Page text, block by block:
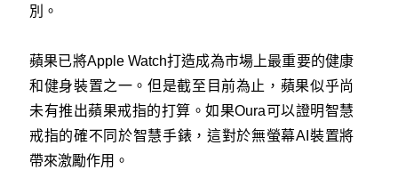
別。
蘋果已將Apple Watch打造成為市場上最重要的健康
和健身裝置之一。但是截至目前為止，蘋果似乎尚
未有推出蘋果戒指的打算。如果Oura可以證明智慧
戒指的確不同於智慧手錶，這對於無螢幕AI裝置將
帶來激勵作用。